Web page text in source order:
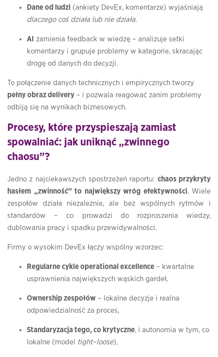
Dane od ludzi (ankiety DevEx, komentarze) wyjaśniają
dlaczego coś działa lub nie działa.
AI zamienia feedback w wiedzę – analizuje setki
komentarzy i grupuje problemy w kategorie, skracając
drogę od danych do decyzji.
To połączenie danych technicznych i empirycznych tworzy
pełny obraz delivery – i pozwala reagować zanim problemy
odbiją się na wynikach biznesowych.
Procesy, które przyspieszają zamiast
spowalniać: jak uniknąć „zwinnego
chaosu”?
Jedno z najciekawszych spostrzeżeń raportu: chaos przykryty
hasłem „zwinność” to największy wróg efektywności. Wiele
zespołów działa niezależnie, ale bez wspólnych rytmów i
standardów – co prowadzi do rozproszenia wiedzy,
dublowania pracy i spadku przewidywalności.
Firmy o wysokim DevEx łączy wspólny wzorzec:
Regularne cykle operational excellence – kwartalne
usprawnienia największych wąskich gardeł,
Ownership zespołów – lokalne decyzje i realna
odpowiedzialność za proces,
Standaryzacja tego, co krytyczne, i autonomia w tym, co
lokalne (model
tight–loose),